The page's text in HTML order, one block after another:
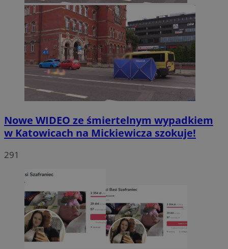
Nowe WIDEO ze śmiertelnym wypadkiem
w Katowicach na Mickiewicza szokuje!
291